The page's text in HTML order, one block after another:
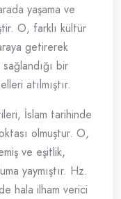
yaşama ve
O, farklı kültür
getirerek
bir
atılmıştır.
İslam tarihinde
olmuştur. O,
ve eşitlik,
yaymıştır. Hz.
hala ilham verici